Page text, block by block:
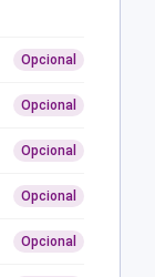
Opcional
Opcional
Opcional
Opcional
Opcional